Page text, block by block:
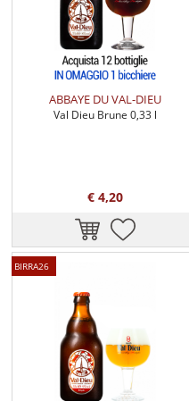
ABBAYE DU VAL-DIEU
Val Dieu Brune 0,33 l
€ 4,20
BIRRA26